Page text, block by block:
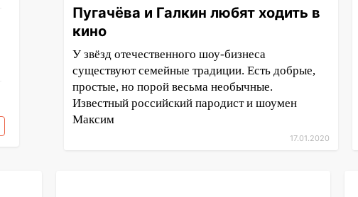
Пугачёва и Галкин любят ходить в
кино
У звёзд отечественного шоу-бизнеса
существуют семейные традиции. Есть добрые,
простые, но порой весьма необычные.
Известный российский пародист и шоумен
Максим
17.01.2020